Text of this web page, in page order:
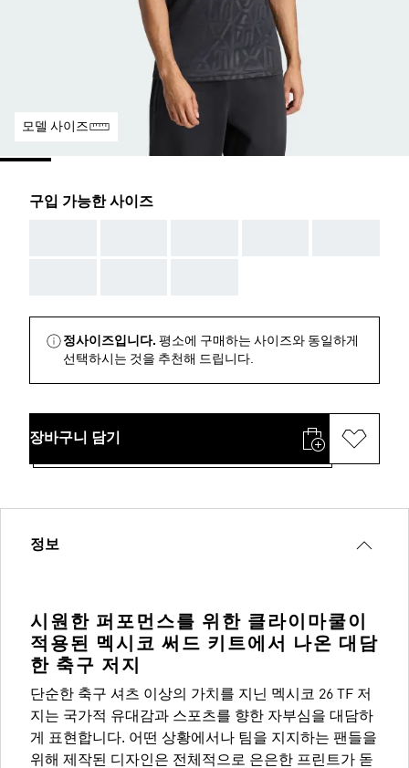
모델 사이즈
구입 가능한 사이즈
정사이즈입니다. 평소에 구매하는 사이즈와 동일하게
선택하시는 것을 추천해 드립니다.
장바구니 담기
정보
시원한 퍼포먼스를 위한 클라이마쿨이
적용된 멕시코 써드 키트에서 나온 대담
한 축구 저지
단순한 축구 셔츠 이상의 가치를 지닌 멕시코 26 TF 저
지는 국가적 유대감과 스포츠를 향한 자부심을 대담하
게 표현합니다. 어떤 상황에서나 팀을 지지하는 팬들을
위해 제작된 디자인은 전체적으로 은은한 프린트가 돋